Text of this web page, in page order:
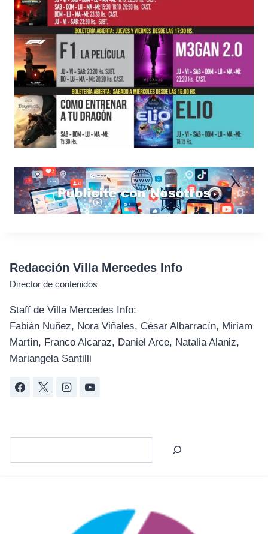
Redacción Villa Mercedes Info
Director de contenidos
Staff de Villa Mercedes Info:
Fabián Nuñez, Nora Viñales, César Albarracín, Miriam
Martín, Franco Alcaraz, Daniel Arce, Natalia Alaniz,
Mariangela Santilli